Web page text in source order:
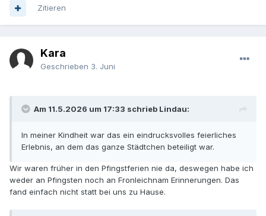
Zitieren
Kara
Geschrieben 3. Juni
Am 11.5.2026 um 17:33 schrieb Lindau:
In meiner Kindheit war das ein eindrucksvolles feierliches
Erlebnis, an dem das ganze Städtchen beteiligt war.
Wir waren früher in den Pfingstferien nie da, deswegen habe ich
weder an Pfingsten noch an Fronleichnam Erinnerungen. Das
fand einfach nicht statt bei uns zu Hause.